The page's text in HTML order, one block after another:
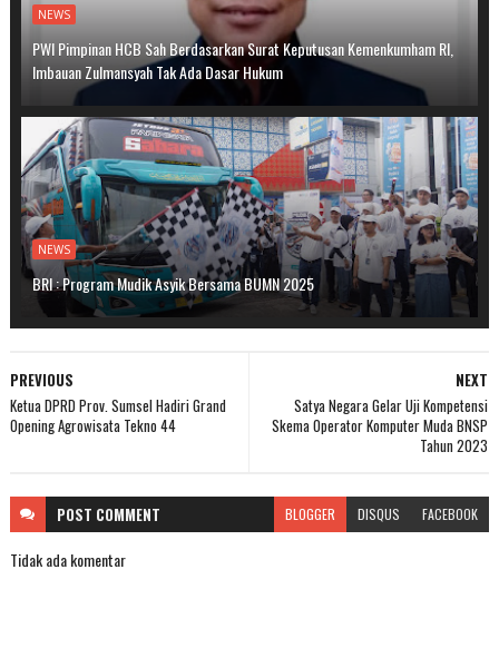
NEWS
PWI Pimpinan HCB Sah Berdasarkan Surat Keputusan Kemenkumham RI,
Imbauan Zulmansyah Tak Ada Dasar Hukum
NEWS
BRI : Program Mudik Asyik Bersama BUMN 2025
NEXT
Satya Negara Gelar Uji Kompetensi
Skema Operator Komputer Muda BNSP
Tahun 2023
PREVIOUS
Ketua DPRD Prov. Sumsel Hadiri Grand
Opening Agrowisata Tekno 44
POST COMMENT BLOGGER DISQUS FACEBOOK
Tidak ada komentar